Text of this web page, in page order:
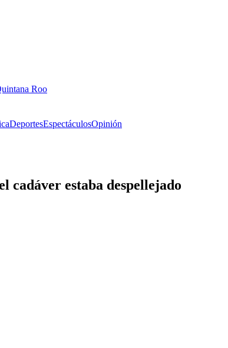
Roo
DeportesEspectáculosOpinión
cadáver estaba despellejado